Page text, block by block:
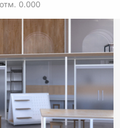
0.000